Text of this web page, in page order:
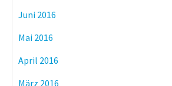
Juni 2016
Mai 2016
April 2016
März 2016